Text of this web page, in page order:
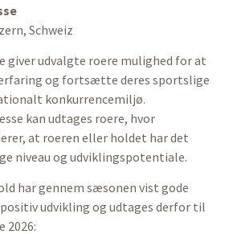
Schweiz
giver udvalgte roere mulighed for at
og fortsætte deres sportslige
konkurrencemiljø.
kan udtages roere, hvor
at roeren eller holdet har det
niveau og udviklingspotentiale.
har gennem sæsonen vist gode
udvikling og udtages derfor til
2026: